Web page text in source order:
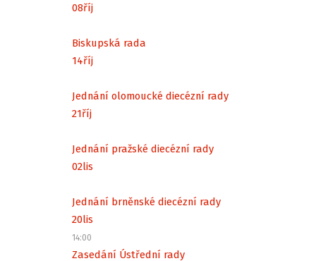
08říj
Biskupská rada
14říj
Jednání olomoucké diecézní rady
21říj
Jednání pražské diecézní rady
02lis
Jednání brněnské diecézní rady
20lis
14:00
Zasedání Ústřední rady